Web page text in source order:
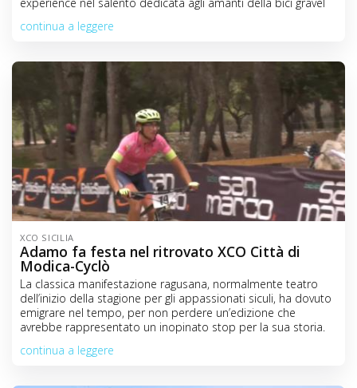
continua a leggere
XCO SICILIA
Adamo fa festa nel ritrovato XCO Città di
Modica-Cyclò
La classica manifestazione ragusana, normalmente teatro
dell’inizio della stagione per gli appassionati siculi, ha dovuto
emigrare nel tempo, per non perdere un’edizione che
avrebbe rappresentato un inopinato stop per la sua storia.
continua a leggere